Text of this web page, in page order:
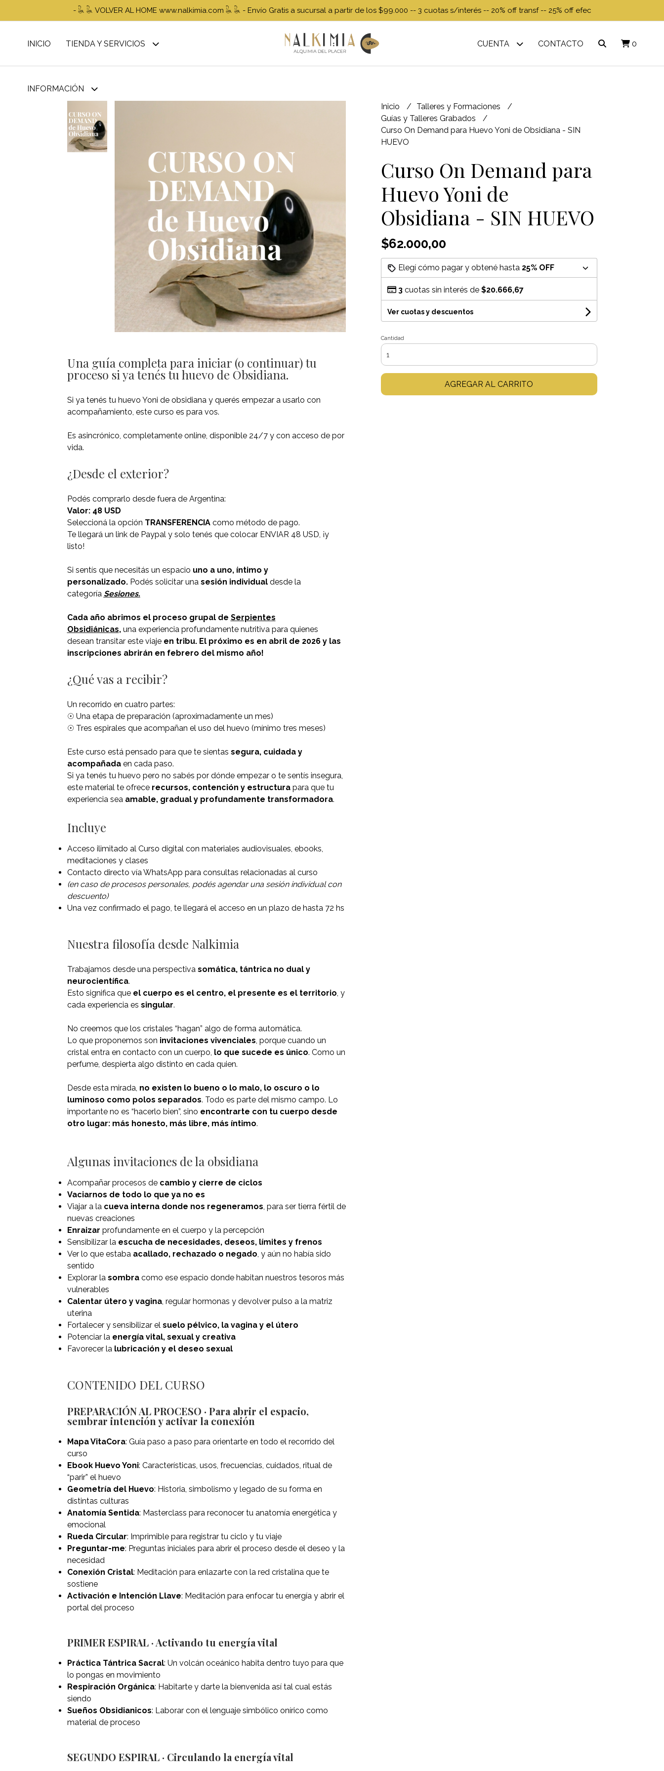
- 𓆘 𓆘 VOLVER AL HOME www.nalkimia.com 𓆘 𓆘 - Envío Gratis a sucursal a partir de los $99.000 -- 3 cuotas s/interés -- 20% off transf -- 25% off efec
INICIO TIENDA Y SERVICIOS
INFORMACIÓN
CUENTA CONTACTO 0
Una guía completa para iniciar (o continuar) tu
proceso si ya tenés tu huevo de Obsidiana.
Si ya tenés tu huevo Yoni de obsidiana y querés empezar a usarlo con
acompañamiento, este curso es para vos.
Es asincrónico, completamente online, disponible 24/7 y con acceso de por
vida.
¿Desde el exterior?
Podés comprarlo desde fuera de Argentina:
Valor: 48 USD
Seleccioná la opción TRANSFERENCIAcomo método de pago.
Te llegará un link de Paypal y solo tenés que colocar ENVIAR 48 USD, ¡y
listo!
Si sentís que necesitás un espacio uno a uno, íntimo y
personalizado.Podés solicitar una sesión individualdesde la
categoría Sesiones.
Cada año abrimos el proceso grupal de Serpientes
Obsidiánicas, una experiencia profundamente nutritiva para quienes
desean transitar este viaje en tribu. El próximo es en abril de 2026 y las
inscripciones abrirán en febrero del mismo año!
¿Qué vas a recibir?
Un recorrido en cuatro partes:
☉ Una etapa de preparación (aproximadamente un mes)
☉ Tres espirales que acompañan el uso del huevo (mínimo tres meses)
Este curso está pensado para que te sientas segura, cuidada y
acompañadaen cada paso.
Si ya tenés tu huevo pero no sabés por dónde empezar o te sentís insegura,
este material te ofrece recursos, contención y estructurapara que tu
experiencia sea amable, gradual y profundamente transformadora.
Incluye
Acceso ilimitado al Curso digital con materiales audiovisuales, ebooks,
meditaciones y clases
Contacto directo vía WhatsApp para consultas relacionadas al curso
(en caso de procesos personales, podés agendar una sesión individual con
descuento)
Una vez confirmado el pago, te llegará el acceso en un plazo de hasta 72 hs
Nuestra filosofía desde Nalkimia
Trabajamos desde una perspectiva somática, tántrica no dual y
neurocientífica.
Esto significa que el cuerpo es el centro, el presente es el territorio, y
cada experiencia es singular.
No creemos que los cristales “hagan” algo de forma automática.
Lo que proponemos son invitaciones vivenciales, porque cuando un
cristal entra en contacto con un cuerpo, lo que sucede es único. Como un
perfume, despierta algo distinto en cada quien.
Desde esta mirada, no existen lo bueno o lo malo, lo oscuro o lo
luminoso como polos separados. Todo es parte del mismo campo. Lo
importante no es “hacerlo bien”, sino encontrarte con tu cuerpo desde
otro lugar: más honesto, más libre, más íntimo.
Algunas invitaciones de la obsidiana
Acompañar procesos de cambio y cierre de ciclos
Vaciarnos de todo lo que ya no es
Viajar a la cueva interna donde nos regeneramos, para ser tierra fértil de
nuevas creaciones
Enraizar profundamente en el cuerpo y la percepción
Sensibilizar la escucha de necesidades, deseos, límites y frenos
Ver lo que estaba acallado, rechazado o negado, y aún no había sido
sentido
Explorar la sombracomo ese espacio donde habitan nuestros tesoros más
vulnerables
Calentar útero y vagina, regular hormonas y devolver pulso a la matriz
uterina
Fortalecer y sensibilizar el suelo pélvico, la vagina y el útero
Potenciar la energía vital, sexual y creativa
Favorecer la lubricación y el deseo sexual
CONTENIDO DEL CURSO
PREPARACIÓN AL PROCESO · Para abrir el espacio,
sembrar intención y activar la conexión
Mapa VitaCora: Guía paso a paso para orientarte en todo el recorrido del
curso
Ebook Huevo Yoni: Características, usos, frecuencias, cuidados, ritual de
“parir” el huevo
Geometría del Huevo: Historia, simbolismo y legado de su forma en
distintas culturas
Anatomía Sentida: Masterclass para reconocer tu anatomía energética y
emocional
Rueda Circular: Imprimible para registrar tu ciclo y tu viaje
Preguntar-me: Preguntas iniciales para abrir el proceso desde el deseo y la
necesidad
Conexión Cristal: Meditación para enlazarte con la red cristalina que te
sostiene
Activación e Intención Llave: Meditación para enfocar tu energía y abrir el
portal del proceso
PRIMER ESPIRAL · Activando tu energía vital
Práctica Tántrica Sacral: Un volcán oceánico habita dentro tuyo para que
lo pongas en movimiento
Respiración Orgánica: Habitarte y darte la bienvenida así tal cual estás
siendo
Sueños Obsidianicos: Laborar con el lenguaje simbólico onírico como
material de proceso
SEGUNDO ESPIRAL · Circulando la energía vital
Inicio
Talleres y Formaciones
Guías y Talleres Grabados
Curso On Demand para Huevo Yoni de Obsidiana - SIN
HUEVO
Curso On Demand para
Huevo Yoni de
Obsidiana - SIN HUEVO
$62.000,00
Elegí cómo pagar y obtené hasta 25% OFF
3cuotas sin interés de $20.666,67
Ver cuotas y descuentos
Cantidad
AGREGAR AL CARRITO